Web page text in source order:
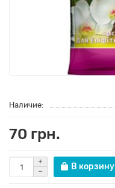
Наличие:
70 грн.
В корзину